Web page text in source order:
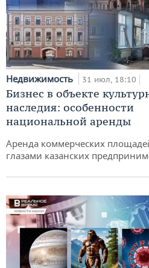
Недвижимость 31 июл, 18:10
Бизнес в объекте
наследия: особенности
национальной аренды
Аренда коммерческих
глазами казанских